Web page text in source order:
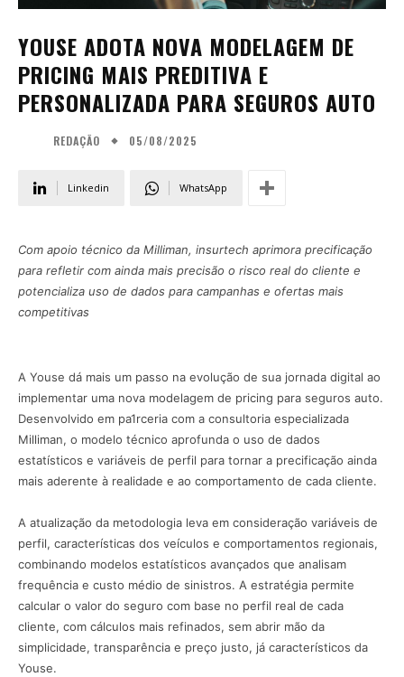
YOUSE ADOTA NOVA MODELAGEM DE
PRICING MAIS PREDITIVA E
PERSONALIZADA PARA SEGUROS AUTO
REDAÇÃO 05/08/2025
Linkedin WhatsApp
Com apoio técnico da Milliman, insurtech aprimora precificação
para refletir com ainda mais precisão o risco real do cliente e
potencializa uso de dados para campanhas e ofertas mais
competitivas
A Youse dá mais um passo na evolução de sua jornada digital ao
implementar uma nova modelagem de pricing para seguros auto.
Desenvolvido em pa1rceria com a consultoria especializada
Milliman, o modelo técnico aprofunda o uso de dados
estatísticos e variáveis de perfil para tornar a precificação ainda
mais aderente à realidade e ao comportamento de cada cliente.
A atualização da metodologia leva em consideração variáveis de
perfil, características dos veículos e comportamentos regionais,
combinando modelos estatísticos avançados que analisam
frequência e custo médio de sinistros. A estratégia permite
calcular o valor do seguro com base no perfil real de cada
cliente, com cálculos mais refinados, sem abrir mão da
simplicidade, transparência e preço justo, já característicos da
Youse.